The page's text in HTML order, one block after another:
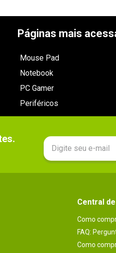
Páginas mais
Mouse Pad
Notebook
PC Gamer
Periféricos
Central
Como
FAQ:
Como